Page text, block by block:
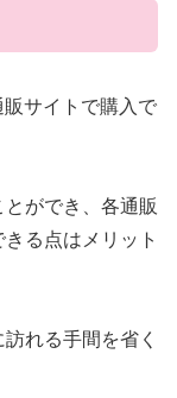
サイトで購入で
ができ、各通販
る点はメリット
れる手間を省く